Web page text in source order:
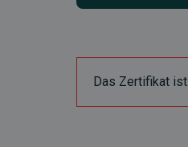
Das Zertifikat